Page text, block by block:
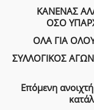
ΚΑΝΕΝΑΣ
ΟΣΟ
ΟΛΑ ΓΙΑ
ΣΥΛΛΟΓΙΚΟΣ
Επόμενη